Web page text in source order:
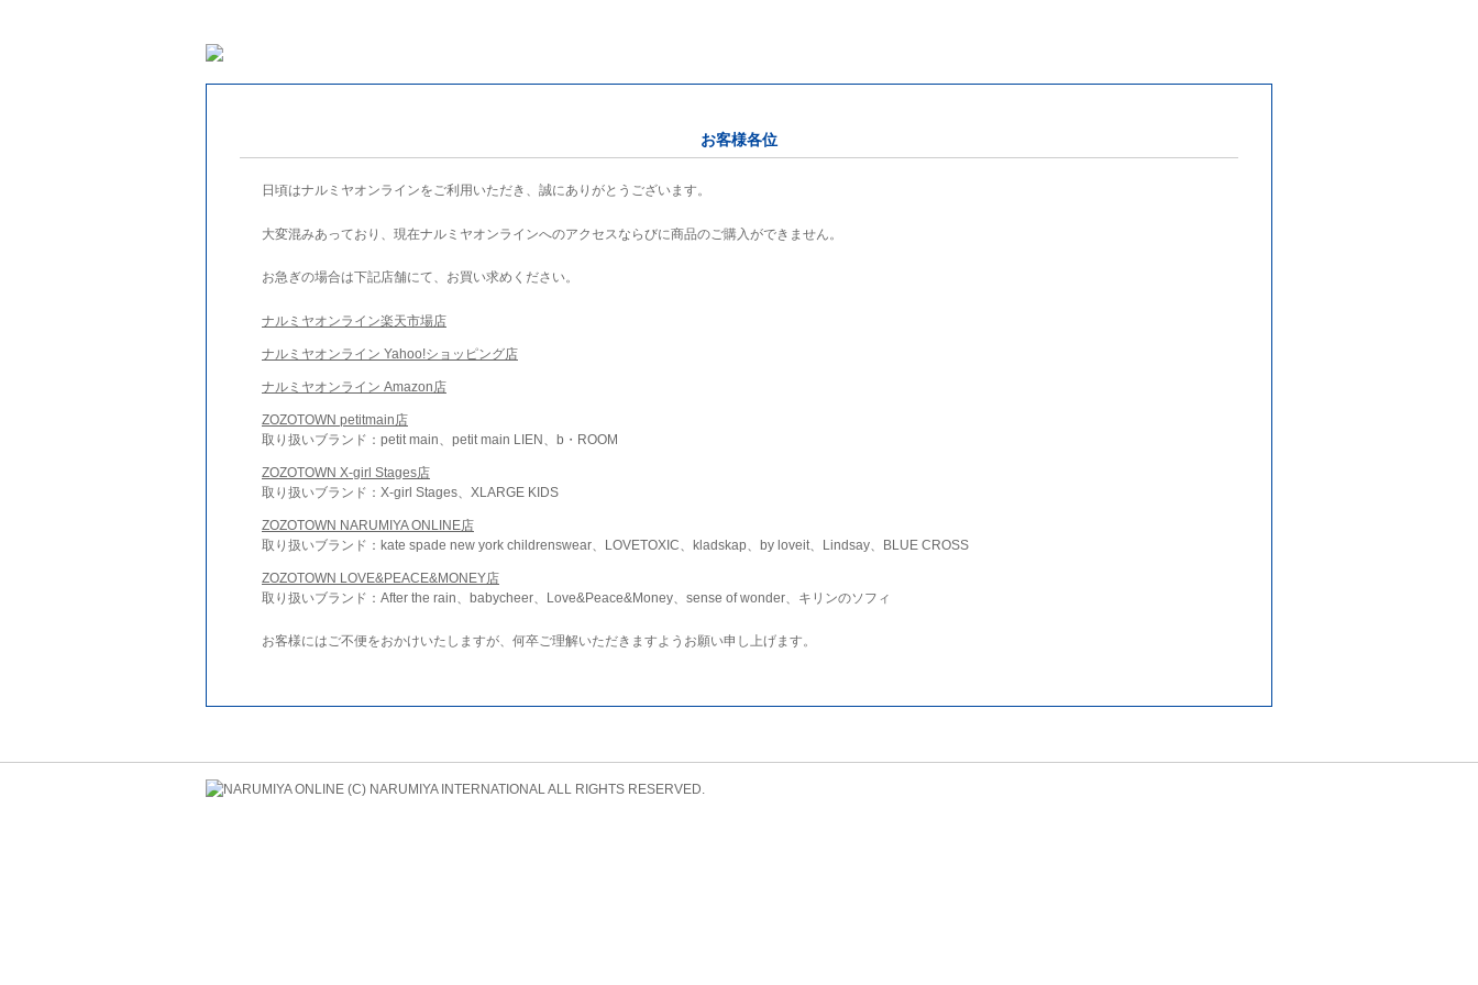
お客様各位
日頃はナルミヤオンラインをご利用いただき、誠にありがとうございます。
大変混みあっており、現在ナルミヤオンラインへのアクセスならびに商品のご購入ができません。
お急ぎの場合は下記店舗にて、お買い求めください。
ナルミヤオンライン楽天市場店
ナルミヤオンライン Yahoo!ショッピング店
ナルミヤオンライン Amazon店
ZOZOTOWN petitmain店
取り扱いブランド：petit main、petit main LIEN、b・ROOM
ZOZOTOWN X-girl Stages店
取り扱いブランド：X-girl Stages、XLARGE KIDS
ZOZOTOWN NARUMIYA ONLINE店
取り扱いブランド：kate spade new york childrenswear、LOVETOXIC、kladskap、by loveit、Lindsay、BLUE CROSS
ZOZOTOWN LOVE&PEACE&MONEY店
取り扱いブランド：After the rain、babycheer、Love&Peace&Money、sense of wonder、キリンのソフィ
お客様にはご不便をおかけいたしますが、何卒ご理解いただきますようお願い申し上げます。